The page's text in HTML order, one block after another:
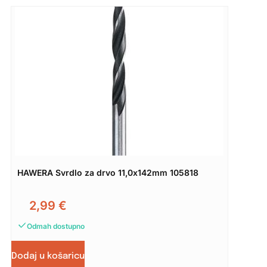
HAWERA Svrdlo za drvo 11,0x142mm 105818
2,99 €
Odmah dostupno
Dodaj u košaricu